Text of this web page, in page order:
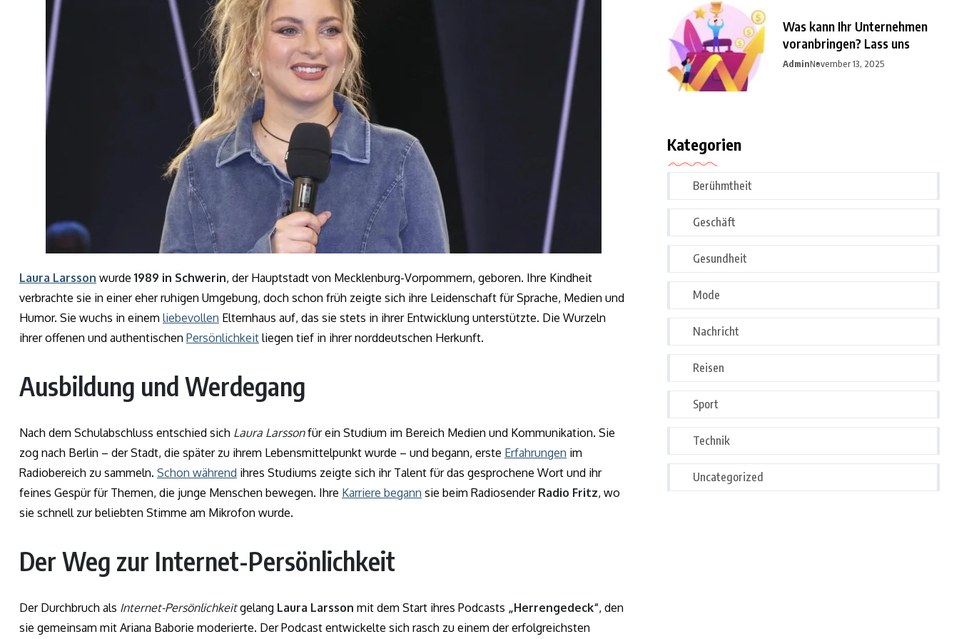
Laura Larsson wurde 1989 in Schwerin, der Hauptstadt von Mecklenburg-Vorpommern, geboren. Ihre Kindheit
verbrachte sie in einer eher ruhigen Umgebung, doch schon früh zeigte sich ihre Leidenschaft für Sprache, Medien und
Humor. Sie wuchs in einem liebevollen Elternhaus auf, das sie stets in ihrer Entwicklung unterstützte. Die Wurzeln
ihrer offenen und authentischen Persönlichkeit liegen tief in ihrer norddeutschen Herkunft.
Ausbildung und Werdegang
Nach dem Schulabschluss entschied sich Laura Larssonfür ein Studium im Bereich Medien und Kommunikation. Sie
zog nach Berlin – der Stadt, die später zu ihrem Lebensmittelpunkt wurde – und begann, erste Erfahrungen im
Radiobereich zu sammeln. Schon während ihres Studiums zeigte sich ihr Talent für das gesprochene Wort und ihr
feines Gespür für Themen, die junge Menschen bewegen. Ihre Karriere begann sie beim Radiosender Radio Fritz, wo
sie schnell zur beliebten Stimme am Mikrofon wurde.
Der Weg zur Internet-Persönlichkeit
Der Durchbruch als Internet-Persönlichkeitgelang Laura Larsson mit dem Start ihres Podcasts „Herrengedeck“, den
sie gemeinsam mit Ariana Baborie moderierte. Der Podcast entwickelte sich rasch zu einem der erfolgreichsten
Was kann Ihr Unternehmen
voranbringen? Lass uns
AdminNovember 13, 2025
Kategorien
Berühmtheit
Geschäft
Gesundheit
Mode
Nachricht
Reisen
Sport
Technik
Uncategorized